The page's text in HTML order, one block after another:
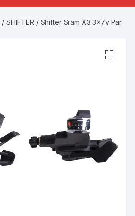
/SHIFTER / Shifter Sram X3 3x7v Par